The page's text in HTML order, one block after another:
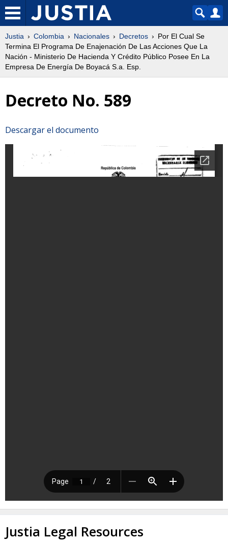
Justia Colombia Nacionales Decretos
Por El Cual Se
Termina El Programa De Enajenación De Las Acciones Que La
Nación - Ministerio De Hacienda Y Crédito Público Posee En La
Empresa De Energía De Boyacá S.a. Esp.
Decreto No. 589
Descargar el documento
Justia Legal Resources